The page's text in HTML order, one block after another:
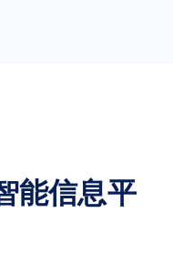
能信息平